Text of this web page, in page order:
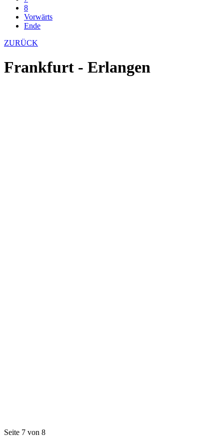
8
Vorwärts
Ende
ZURÜCK
Frankfurt - Erlangen
Seite 7 von 8